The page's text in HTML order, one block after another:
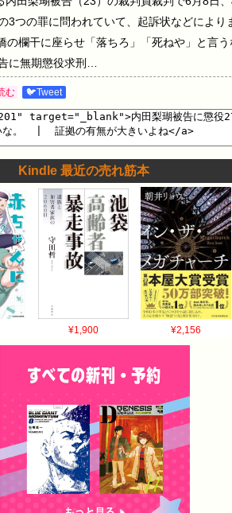
3つの罪に問われていて、起訴状などによ
欄干に座らせ「落ちろ」「死ねや」と言
に無期懲役求刑…
む 🐦Tweet
Kindle 最近の売れ筋本
¥1,900 ¥2,156